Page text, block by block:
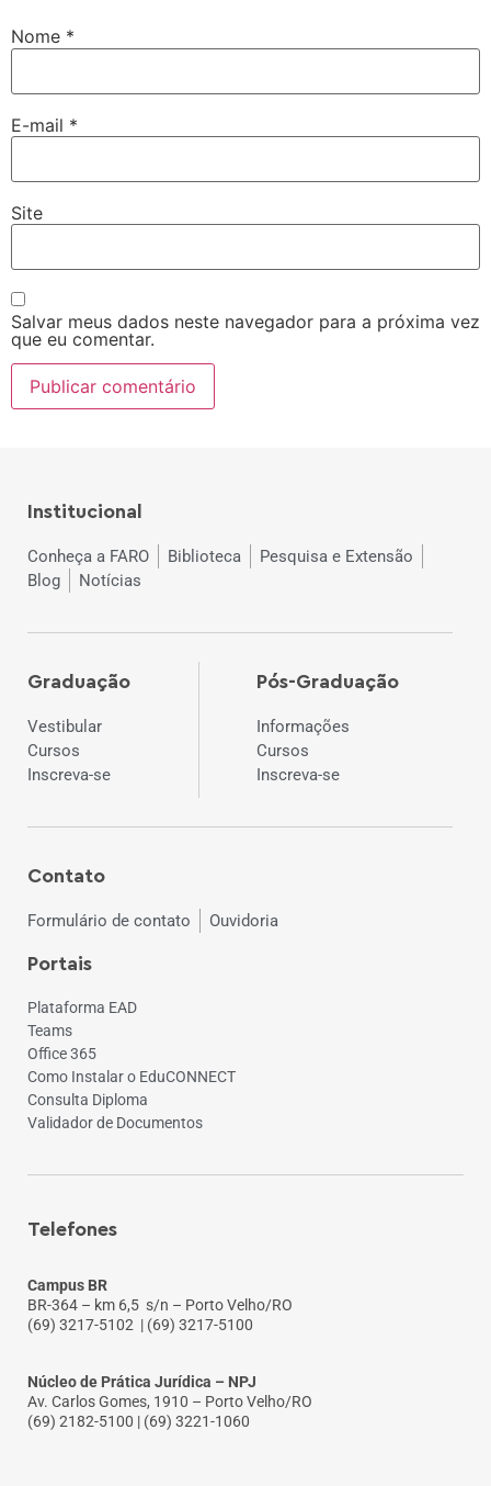
Nome *
E-mail *
Site
Salvar meus dados neste navegador para a próxima vez
que eu comentar.
Institucional
Conheça a FARO Biblioteca
Pesquisa e Extensão
Blog
Notícias
Graduação
Vestibular
Cursos
Inscreva-se
Pós-Graduação
Informações
Cursos
Inscreva-se
Contato
Formulário de contato Ouvidoria
Portais
Plataforma EAD
Teams
Office 365
Como Instalar o EduCONNECT
Consulta Diploma
Validador de Documentos
Telefones
Campus BR
BR-364 – km 6,5 s/n – Porto Velho/RO
(69) 3217-5102 | (69) 3217-5100
Núcleo de Prática Jurídica – NPJ
Av. Carlos Gomes, 1910 – Porto Velho/RO
(69) 2182-5100 | (69) 3221-1060